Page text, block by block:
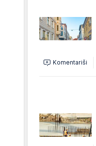
Komentariši